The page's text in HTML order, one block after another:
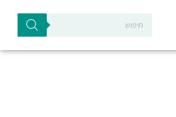
search